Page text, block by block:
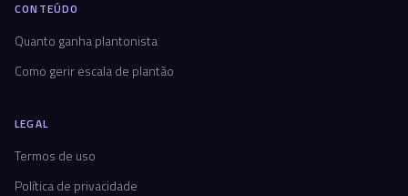
CONTEÚDO
Quanto ganha plantonista
Como gerir escala de plantão
LEGAL
Termos de uso
Política de privacidade